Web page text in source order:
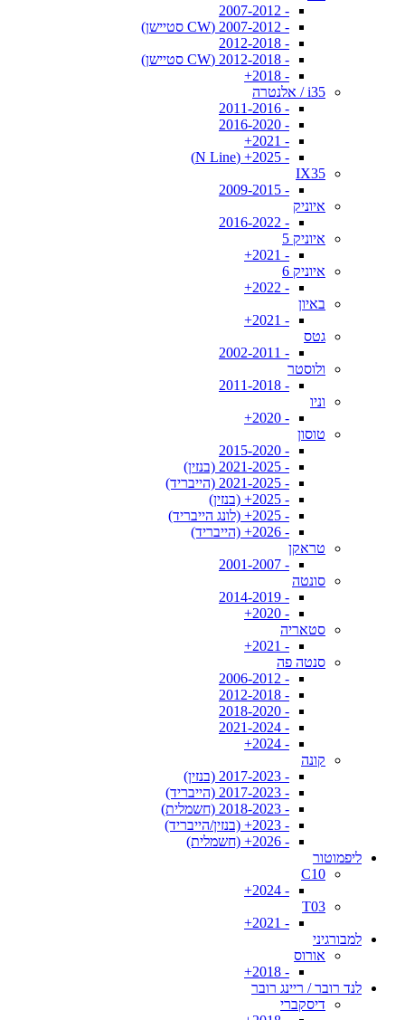
- 2007-2012
- 2007-2012 (CW סטיישן)
- 2012-2018
- 2012-2018 (CW סטיישן)
- 2018+
i35 / אלנטרה
- 2011-2016
- 2016-2020
- 2021+
- 2025+ (N Line)
IX35
- 2009-2015
איוניק
- 2016-2022
איוניק 5
- 2021+
איוניק 6
- 2022+
באיון
- 2021+
גטס
- 2002-2011
ולוסטר
- 2011-2018
וניו
- 2020+
טוסון
- 2015-2020
- 2021-2025 (בנזין)
- 2021-2025 (הייבריד)
- 2025+ (בנזין)
- 2025+ (לונג הייבריד)
- 2026+ (הייבריד)
טראקן
- 2001-2007
סונטה
- 2014-2019
- 2020+
סטאריה
- 2021+
סנטה פה
- 2006-2012
- 2012-2018
- 2018-2020
- 2021-2024
- 2024+
קונה
- 2017-2023 (בנזין)
- 2017-2023 (הייבריד)
- 2018-2023 (חשמלית)
- 2023+ (בנזין/הייבריד)
- 2026+ (חשמלית)
ליפמוטור
C10
- 2024+
T03
- 2021+
למבורגיני
אורוס
- 2018+
לנד רובר / ריינג רובר
דיסקברי